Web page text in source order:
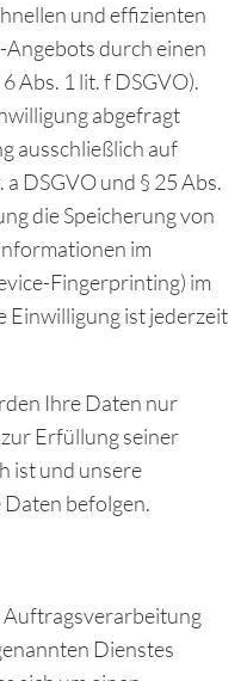
und effizienten
durch einen
Abs. 1 lit. f DSGVO).
abgefragt
ausschließlich auf
DSGVO und § 25 Abs.
die Speicherung von
im
Fingerprinting) im
Einwilligung ist jederzeit
Ihre Daten nur
Erfüllung seiner
ist und unsere
Daten befolgen.
Auftragsverarbeitung
Dienstes